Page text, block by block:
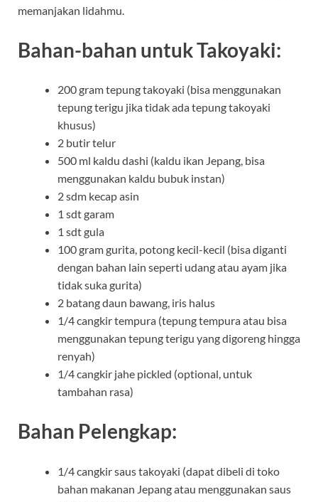
memanjakan lidahmu.
Bahan-bahan untuk Takoyaki:
200 gram tepung takoyaki (bisa menggunakan
tepung terigu jika tidak ada tepung takoyaki
khusus)
2 butir telur
500 ml kaldu dashi (kaldu ikan Jepang, bisa
menggunakan kaldu bubuk instan)
2 sdm kecap asin
1 sdt garam
1 sdt gula
100 gram gurita, potong kecil-kecil (bisa diganti
dengan bahan lain seperti udang atau ayam jika
tidak suka gurita)
2 batang daun bawang, iris halus
1/4 cangkir tempura (tepung tempura atau bisa
menggunakan tepung terigu yang digoreng hingga
renyah)
1/4 cangkir jahe pickled (optional, untuk
tambahan rasa)
Bahan Pelengkap:
1/4 cangkir saus takoyaki (dapat dibeli di toko
bahan makanan Jepang atau menggunakan saus